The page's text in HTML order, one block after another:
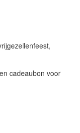
cadeaubon voor